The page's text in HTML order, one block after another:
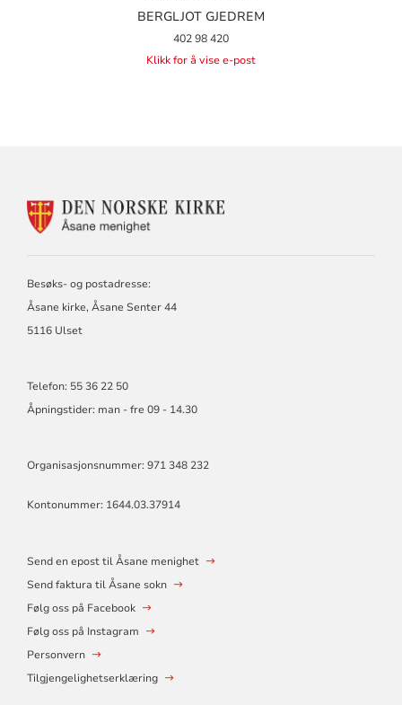
BERGLJOT GJEDREM
402 98 420
Klikk for å vise e-post
KONTAKTINFORMASJON
Besøks- og postadresse:
Åsane kirke, Åsane Senter 44
5116 Ulset
Telefon: 55 36 22 50
Åpningstider: man - fre 09 - 14.30
Organisasjonsnummer: 971 348 232
Kontonummer: 1644.03.37914
Send en epost til Åsane menighet
Send faktura til Åsane sokn
Følg oss på Facebook
Følg oss på Instagram
Personvern
Tilgjengelighetserklæring